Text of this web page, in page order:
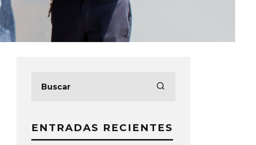
ENTRADAS RECIENTES